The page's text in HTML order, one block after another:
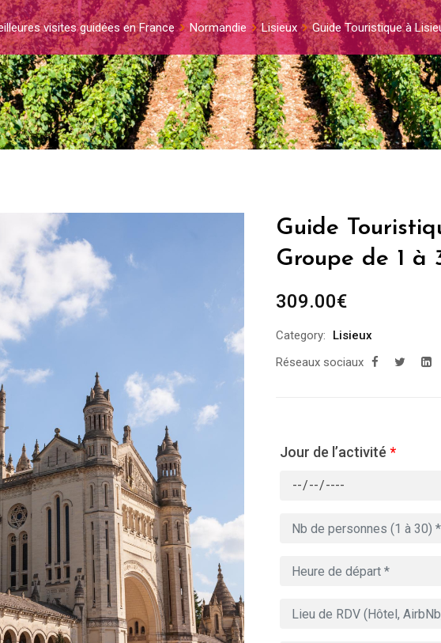
visites guidées en France Normandie Lisieux Guide Touristique à
Guide
Groupe de 1 à
309.00€
Category:
Lisieux
Réseaux sociaux
Jour de l’activité *